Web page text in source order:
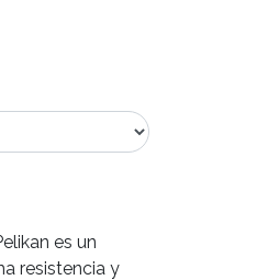
es un
resistencia y